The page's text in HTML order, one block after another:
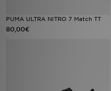
PUMA ULTRA NITRO 7 Match TT
80,00€
Filialfinder
Bestellverfolgung